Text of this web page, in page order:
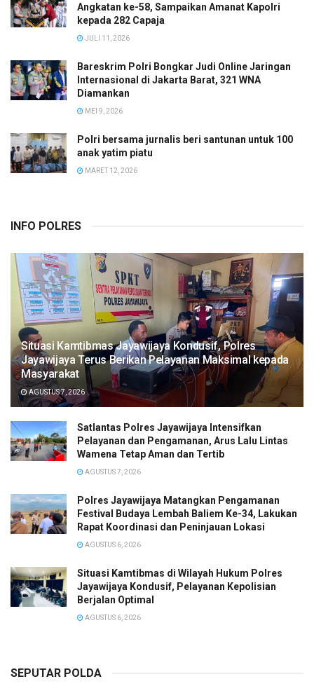
Angkatan ke-58, Sampaikan Amanat Kapolri
kepada 282 Capaja
JULI 11, 2026
Bareskrim Polri Bongkar Judi Online Jaringan
Internasional di Jakarta Barat, 321 WNA
Diamankan
MEI 9, 2026
Polri bersama jurnalis beri santunan untuk 100
anak yatim piatu
MARET 12, 2026
INFO POLRES
Situasi Kamtibmas Jayawijaya Kondusif, Polres
Jayawijaya Terus Berikan Pelayanan Maksimal kepada
Masyarakat
AGUSTUS 7, 2026
Satlantas Polres Jayawijaya Intensifkan
Pelayanan dan Pengamanan, Arus Lalu Lintas
Wamena Tetap Aman dan Tertib
AGUSTUS 7, 2026
Polres Jayawijaya Matangkan Pengamanan
Festival Budaya Lembah Baliem Ke-34, Lakukan
Rapat Koordinasi dan Peninjauan Lokasi
AGUSTUS 6, 2026
Situasi Kamtibmas di Wilayah Hukum Polres
Jayawijaya Kondusif, Pelayanan Kepolisian
Berjalan Optimal
AGUSTUS 6, 2026
SEPUTAR POLDA